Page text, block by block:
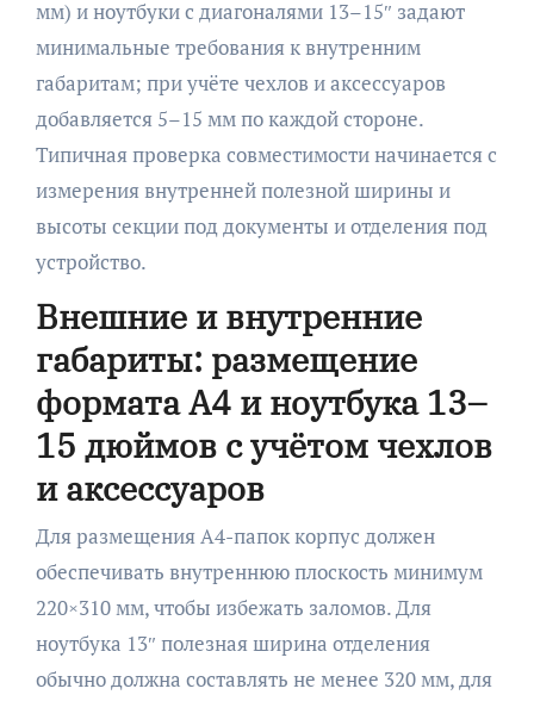
мм) и ноутбуки с диагоналями 13–15″ задают
минимальные требования к внутренним
габаритам; при учёте чехлов и аксессуаров
добавляется 5–15 мм по каждой стороне.
Типичная проверка совместимости начинается с
измерения внутренней полезной ширины и
высоты секции под документы и отделения под
устройство.
Внешние и внутренние
габариты: размещение
формата A4 и ноутбука 13–
15 дюймов с учётом чехлов
и аксессуаров
Для размещения A4-папок корпус должен
обеспечивать внутреннюю плоскость минимум
220×310 мм, чтобы избежать заломов. Для
ноутбука 13″ полезная ширина отделения
обычно должна составлять не менее 320 мм, для